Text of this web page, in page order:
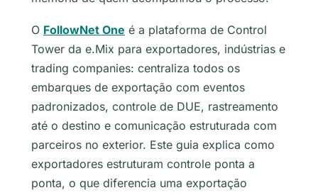
O FollowNet One é a plataforma de Control
Tower da e.Mix para exportadores, indústrias e
trading companies: centraliza todos os
embarques de exportação com eventos
padronizados, controle de DUE, rastreamento
até o destino e comunicação estruturada com
parceiros no exterior. Este guia explica como
exportadores estruturam controle ponta a
ponta, o que diferencia uma exportação